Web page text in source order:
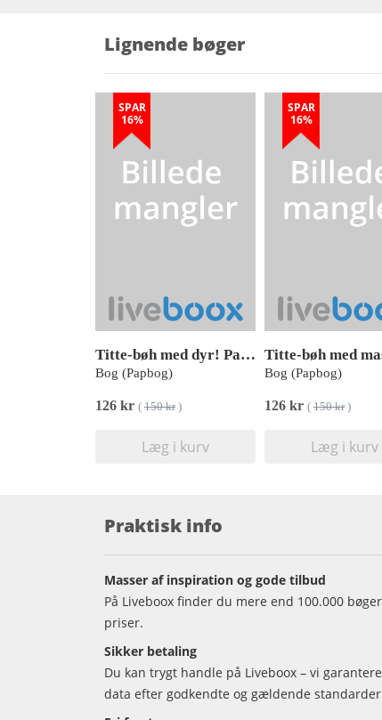
Lignende bøger
SPAR
16%
Titte-bøh med dyr! Papbog med 5 skønne lyde
Bog (Papbog)
126 kr ( 150 kr)
Læg i kurv
SPAR
16%
Bog (Papbog)
126 kr ( 150 kr)
Læg i kurv
Praktisk info
Masser af inspiration og gode tilbud
På Liveboox finder du mere end 100.000
priser.
Sikker betaling
Du kan trygt handle på Liveboox – vi
data efter godkendte og gældende